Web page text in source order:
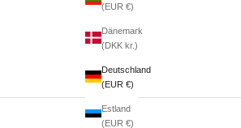
(EUR €)
Dänemark
(DKK kr.)
Deutschland
(EUR €)
Estland
(EUR €)